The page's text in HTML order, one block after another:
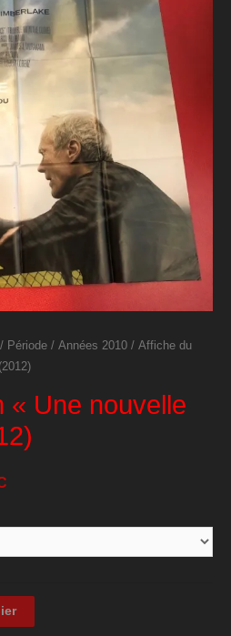
/ Période / Années 2010 / Affiche du
« Une nouvelle